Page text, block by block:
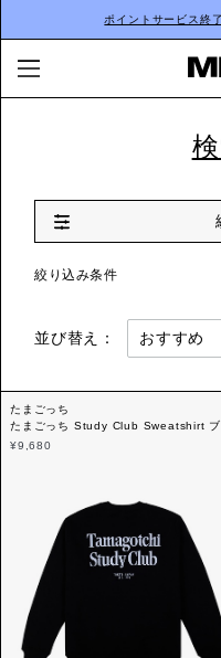
ポイントサービス終
絞り込み条件
並び替え：
たまごっち
たまごっち Study Club Sweatshirt ブ
ック
¥9,680